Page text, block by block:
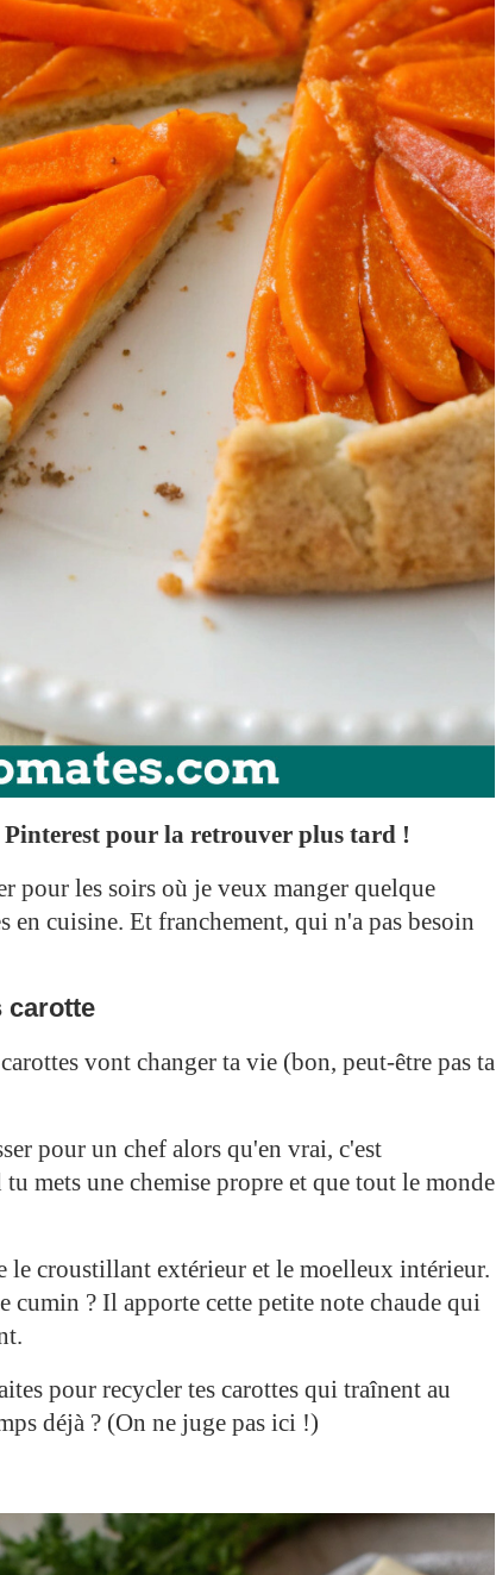
pour la retrouver plus tard !
pour les soirs où je veux manger quelque
en cuisine. Et franchement, qui n'a pas besoin
carotte
vont changer ta vie (bon, peut-être pas ta
pour un chef alors qu'en vrai, c'est
mets une chemise propre et que tout le monde
le croustillant extérieur et le moelleux intérieur.
cumin ? Il apporte cette petite note chaude qui
pour recycler tes carottes qui traînent au
déjà ? (On ne juge pas ici !)